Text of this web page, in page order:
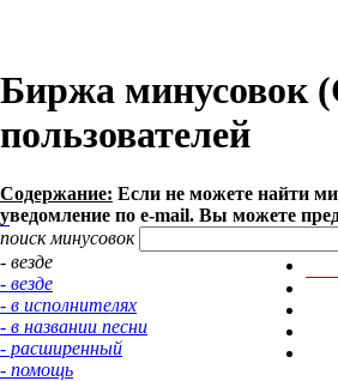
Биржа минусовок
пользователей
Содержание: Если не можете найти
уведомление по e-mail. Вы можете
поиск минусовок
- везде
- везде
- в исполнителях
- в названии песни
- расширенный
- помощь